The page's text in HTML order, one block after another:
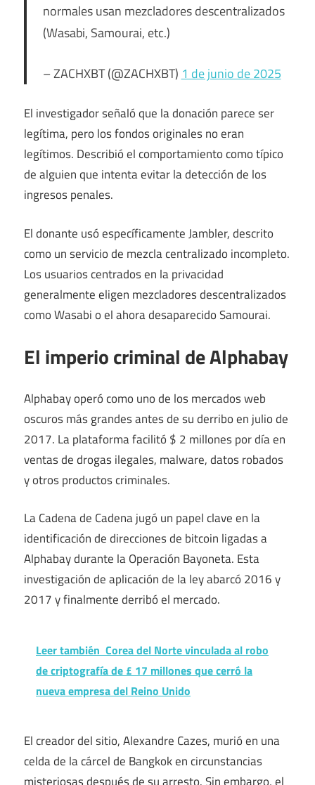
normales usan mezcladores descentralizados
(Wasabi, Samourai, etc.)
– ZACHXBT (@ZACHXBT) 1 de junio de 2025
El investigador señaló que la donación parece ser
legítima, pero los fondos originales no eran
legítimos. Describió el comportamiento como típico
de alguien que intenta evitar la detección de los
ingresos penales.
El donante usó específicamente Jambler, descrito
como un servicio de mezcla centralizado incompleto.
Los usuarios centrados en la privacidad
generalmente eligen mezcladores descentralizados
como Wasabi o el ahora desaparecido Samourai.
El imperio criminal de Alphabay
Alphabay operó como uno de los mercados web
oscuros más grandes antes de su derribo en julio de
2017. La plataforma facilitó $ 2 millones por día en
ventas de drogas ilegales, malware, datos robados
y otros productos criminales.
La Cadena de Cadena jugó un papel clave en la
identificación de direcciones de bitcoin ligadas a
Alphabay durante la Operación Bayoneta. Esta
investigación de aplicación de la ley abarcó 2016 y
2017 y finalmente derribó el mercado.
Leer también Corea del Norte vinculada al robo
de criptografía de £ 17 millones que cerró la
nueva empresa del Reino Unido
El creador del sitio, Alexandre Cazes, murió en una
celda de la cárcel de Bangkok en circunstancias